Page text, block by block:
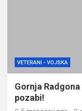
VETERANI - VOJSKA
Gornja
pozabi!